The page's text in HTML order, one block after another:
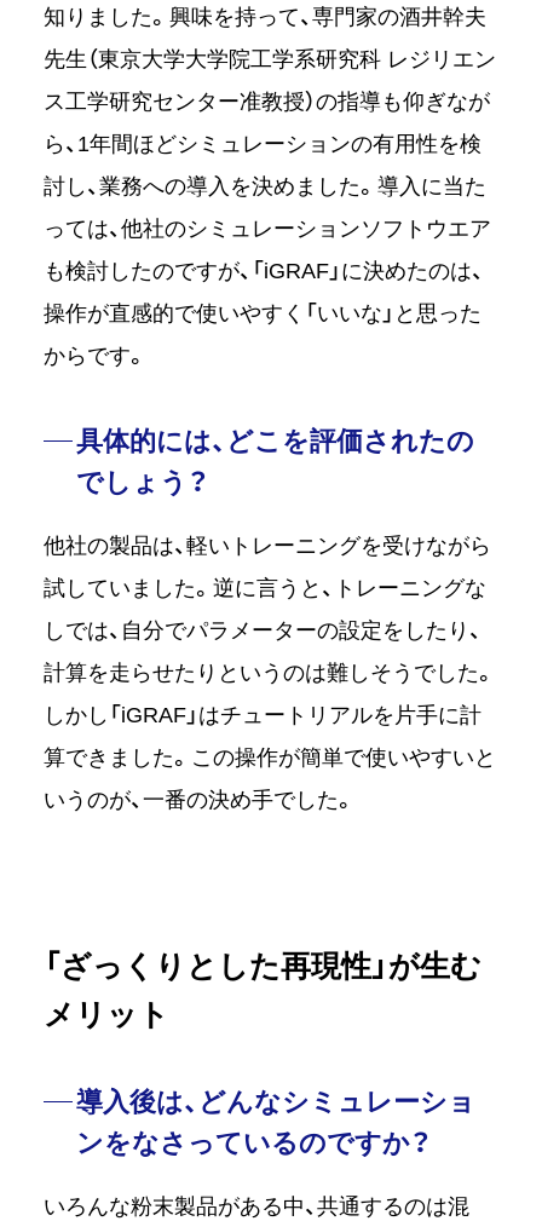
知りました。興味を持って、専門家の酒井幹夫
先生（東京大学大学院工学系研究科 レジリエン
ス工学研究センター准教授）の指導も仰ぎなが
ら、1年間ほどシミュレーションの有用性を検
討し、業務への導入を決めました。導入に当た
っては、他社のシミュレーションソフトウエア
も検討したのですが、「iGRAF」に決めたのは、
操作が直感的で使いやすく「いいな」と思った
からです。
具体的には、どこを評価されたの
でしょう？
他社の製品は、軽いトレーニングを受けながら
試していました。逆に言うと、トレーニングな
しでは、自分でパラメーターの設定をしたり、
計算を走らせたりというのは難しそうでした。
しかし「iGRAF」はチュートリアルを片手に計
算できました。この操作が簡単で使いやすいと
いうのが、一番の決め手でした。
「ざっくりとした再現性」が生む
メリット
導入後は、どんなシミュレーショ
ンをなさっているのですか？
いろんな粉末製品がある中、共通するのは混